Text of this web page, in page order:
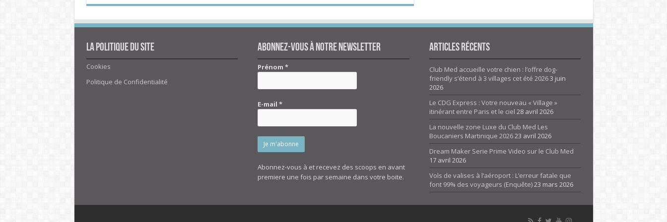
La politique du site
Cookies
Politique de Confidentialité
Abonnez-vous à notre newsletter
Prénom*
E-mail*
Abonnez-vous à et recevez des scoops en avant
premiere une fois par semaine dans votre boite.
Articles Récents
Club Med accueille votre chien : l’offre dog-
friendly s’étend à 3 villages cet été 20263 juin
2026
Le CDG Express : Votre nouveau « Village »
itinérant entre Paris et le ciel 28 avril 2026
La nouvelle zone Luxe du Club Med Les
Boucaniers Martinique 202623 avril 2026
Dream Maker Serie Prime Video sur le Club Med
17 avril 2026
Vols de valises à l’aéroport : L’erreur fatale que
font 99% des voyageurs (Enquête)23 mars 2026